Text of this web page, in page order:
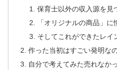
保育士以外の収入源を見
「オリジナルの商品」に
そしてこれができたレイ
作った当初はすごい発明な
自分で考えてみた売れなか